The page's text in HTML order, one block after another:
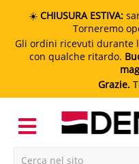
☀️ CHIUSURA ESTIVA:
Torneremo
Gli ordini ricevuti durante
con qualche ritardo.
Grazie.